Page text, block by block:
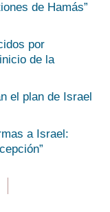
de Hamás”
por
de la
el plan de Israel
a Israel: